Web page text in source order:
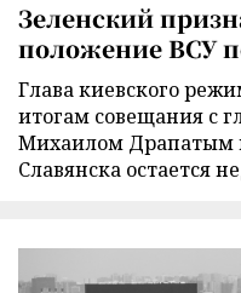
Зеленский
положение ВСУ
Глава киевского
итогам совещания с
Михаилом Драпатым
Славянска остается